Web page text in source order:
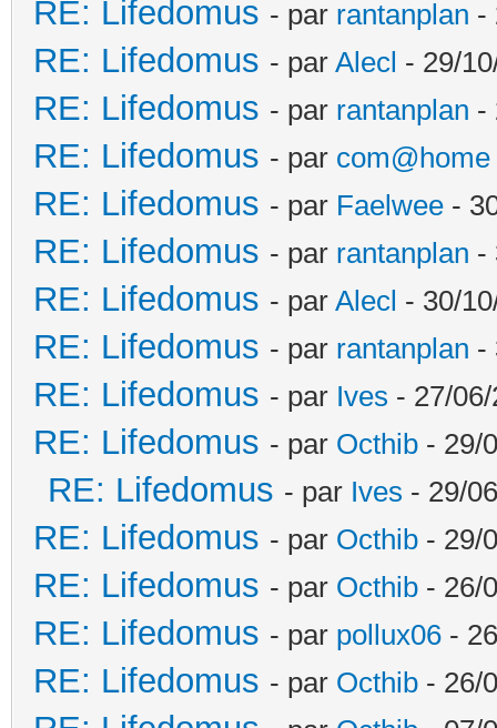
RE: Lifedomus - par rantanplan -
RE: Lifedomus - par Alecl - 29/
RE: Lifedomus - par rantanplan -
RE: Lifedomus - par com@home
RE: Lifedomus - par Faelwee -
RE: Lifedomus - par rantanplan -
RE: Lifedomus - par Alecl - 30/
RE: Lifedomus - par rantanplan -
RE: Lifedomus - par Ives - 27/
RE: Lifedomus - par Octhib - 29/
RE: Lifedomus - par Ives - 29/
RE: Lifedomus - par Octhib - 29/
RE: Lifedomus - par Octhib - 26/
RE: Lifedomus - par pollux06 -
RE: Lifedomus - par Octhib - 26/